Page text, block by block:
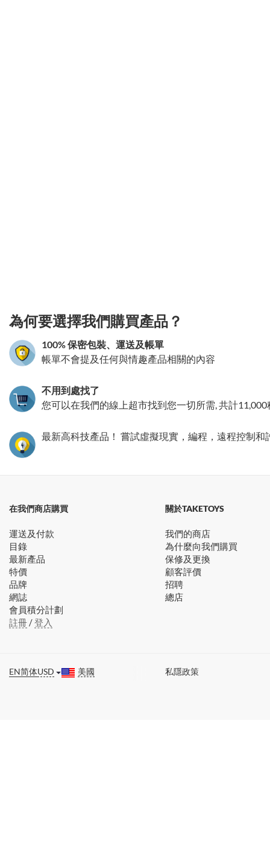
為何要選擇我們購買產品？
100% 保密包裝、運送及帳單
帳單不會提及任何與情趣產品相關的內容
不用到處找了
您可以在我們的線上超市找到您一切所需, 共計11,000
最新高科技產品！ 嘗試虛擬現實，編程，遠程控制
在我們商店購買
運送及付款
目錄
最新產品
特價
品牌
網誌
會員積分計劃
註冊/登入
關於TAKETOYS
我們的商店
為什麼向我們購買
保修及更換
顧客評價
招聘
總店
EN简体USD 美國 私隱政策